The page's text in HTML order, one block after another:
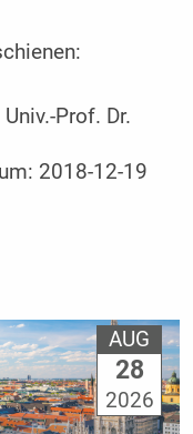
Prof. Dr.
2018-12-19
AUG
28
2026